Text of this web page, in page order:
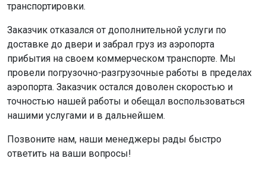
транспортировки.
Заказчик отказался от дополнительной услуги по
доставке до двери и забрал груз из аэропорта
прибытия на своем коммерческом транспорте. Мы
провели погрузочно-разгрузочные работы в пределах
аэропорта. Заказчик остался доволен скоростью и
точностью нашей работы и обещал воспользоваться
нашими услугами и в дальнейшем.
Позвоните нам, наши менеджеры рады быстро
ответить на ваши вопросы!